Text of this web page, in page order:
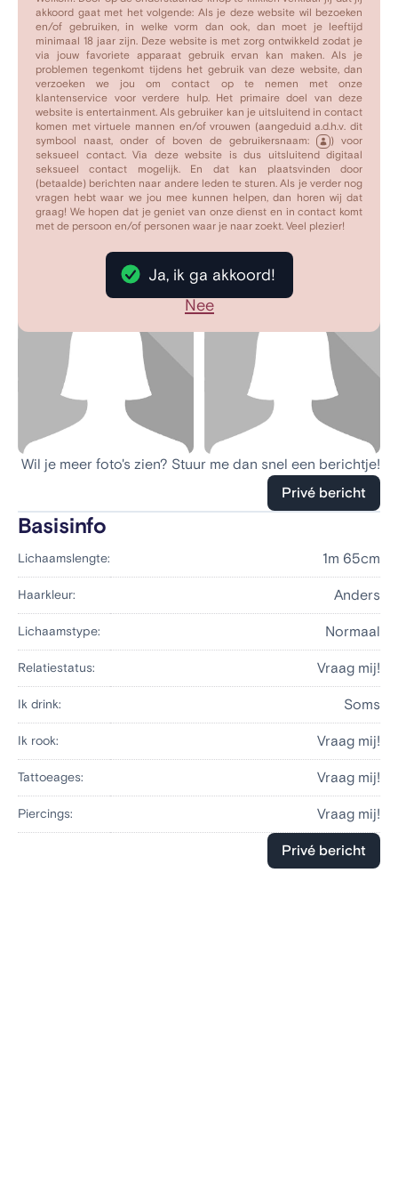
akkoord gaat met het volgende: Als je deze website wil bezoeken
en/of gebruiken, in welke vorm dan ook, dan moet je leeftijd
minimaal 18 jaar zijn. Deze website is met zorg ontwikkeld zodat je
via jouw favoriete apparaat gebruik ervan kan maken. Als je
problemen tegenkomt tijdens het gebruik van deze website, dan
verzoeken we jou om contact op te nemen met onze
klantenservice voor verdere hulp. Het primaire doel van deze
website is entertainment. Als gebruiker kan je uitsluitend in contact
komen met virtuele mannen en/of vrouwen (aangeduid a.d.h.v. dit
symbool naast, onder of boven de gebruikersnaam:
) voor
seksueel contact. Via deze website is dus uitsluitend digitaal
seksueel contact mogelijk. En dat kan plaatsvinden door
(betaalde) berichten naar andere leden te sturen. Als je verder nog
vragen hebt waar we jou mee kunnen helpen, dan horen wij dat
graag! We hopen dat je geniet van onze dienst en in contact komt
met de persoon en/of personen waar je naar zoekt. Veel plezier!
Ja, ik ga akkoord!
Nee
eens iets spannends doen samen?
Privé bericht
Mijn foto's
Wil je meer foto's zien? Stuur me dan snel een berichtje!
Privé bericht
Basisinfo
Lichaamslengte: 1m 65cm
Haarkleur: Anders
Lichaamstype: Normaal
Relatiestatus: Vraag mij!
Ik drink: Soms
Ik rook: Vraag mij!
Tattoeages: Vraag mij!
Piercings: Vraag mij!
Privé bericht